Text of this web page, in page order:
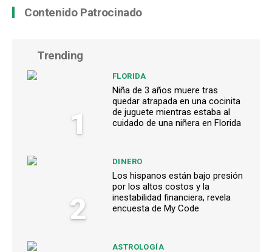
Contenido Patrocinado
Trending
1
FLORIDA
Niña de 3 años muere tras
quedar atrapada en una cocinita
de juguete mientras estaba al
cuidado de una niñera en Florida
2
DINERO
Los hispanos están bajo presión
por los altos costos y la
inestabilidad financiera, revela
encuesta de My Code
ASTROLOGÍA